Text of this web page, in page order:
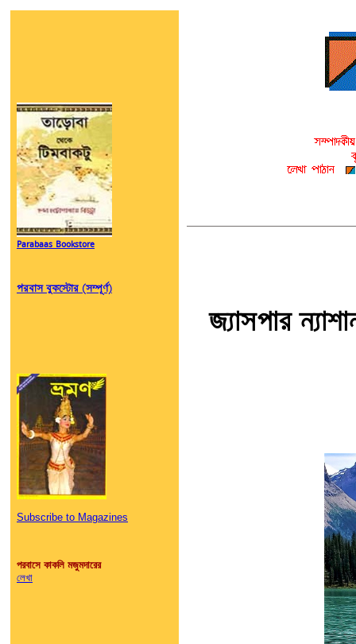
Parabaas Bookstore
পরবাস বুকস্টোর (সম্পূর্ণ)
Subscribe to Magazines
পরবাসে কাকলি মজুমদারের
লেখা
জ্যাসপার